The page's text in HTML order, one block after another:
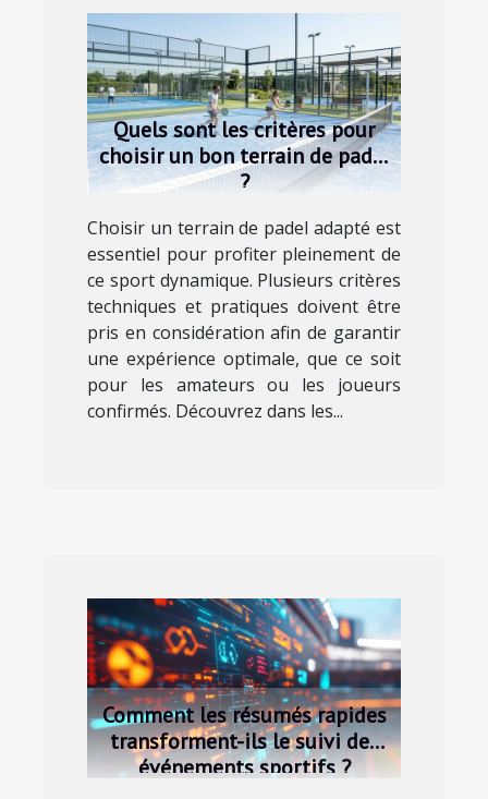
Quels sont les critères pour
choisir un bon terrain de padel
?
Choisir un terrain de padel adapté est
essentiel pour profiter pleinement de
ce sport dynamique. Plusieurs critères
techniques et pratiques doivent être
pris en considération afin de garantir
une expérience optimale, que ce soit
pour les amateurs ou les joueurs
confirmés. Découvrez dans les...
Comment les résumés rapides
transforment-ils le suivi des
événements sportifs ?